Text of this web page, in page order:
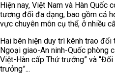
Hiện nay, Việt Nam và Hàn Quốc
tương đối đa dạng, bao gồm cả
vực chuyên môn cụ thể, ở nhiều
Hai bên hiện duy trì kênh trao
Ngoại giao-An ninh-Quốc phòng
Việt-Hàn cấp Thứ trưởng” và
trưởng”...